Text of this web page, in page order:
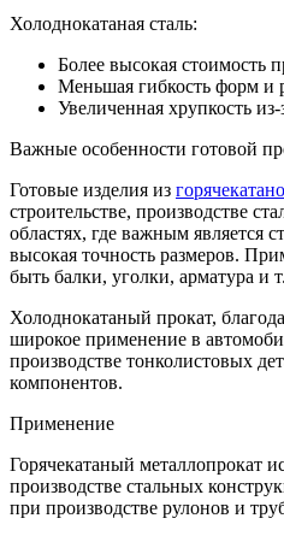
Холоднокатаная сталь:
Более высокая стоимость
Меньшая гибкость форм и
Увеличенная хрупкость
Важные особенности готовой
Готовые изделия из
строительстве, производстве
областях, где важным является
высокая точность размеров.
быть балки, уголки, арматура и
Холоднокатаный прокат,
широкое применение в
производстве тонколистовых
компонентов.
Применение
Горячекатаный металлопрокат
производстве стальных
при производстве рулонов и